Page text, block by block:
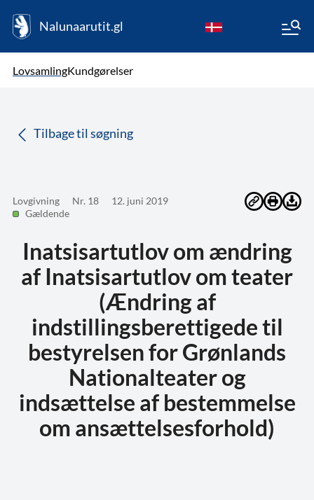
Nalunaarutit.gl
LovsamlingKundgørelser
Tilbage til søgning
Lovgivning Nr. 18
12. juni 2019
Gældende
Inatsisartutlov om ændring
af Inatsisartutlov om teater
(Ændring af
indstillingsberettigede til
bestyrelsen for Grønlands
Nationalteater og
indsættelse af bestemmelse
om ansættelsesforhold)